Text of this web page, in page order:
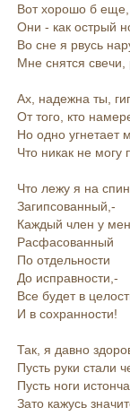
Вот хорошо б еще,
Они - как острый
Во сне я рвусь
Мне снятся
Ах, надежна ты,
От того, кто
Но одно угнетает
Что никак не могу
Что лежу я на
Загипсованный,-
Каждый член у
Расфасованный
По отдельности
До исправности,-
Все будет в
И в сохранности!
Так, я давно
Пусть руки стали
Пусть ноги
Зато кажусь